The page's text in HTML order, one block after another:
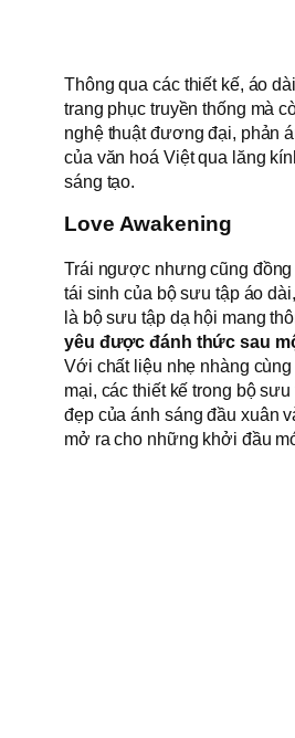
Thông qua các thiết kế, áo
trang phục truyền thống mà
nghệ thuật đương đại, phản
của văn hoá Việt qua lăng
sáng tạo.
Love Awakening
Trái ngược nhưng cũng
tái sinh của bộ sưu tập áo dài,
là bộ sưu tập dạ hội mang
yêu được đánh thức sau
Với chất liệu nhẹ nhàng
mại, các thiết kế trong bộ
đẹp của ánh sáng đầu xuân
mở ra cho những khởi đầu